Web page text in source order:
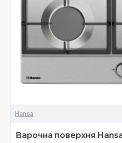
Hansa
Варочна поверхня